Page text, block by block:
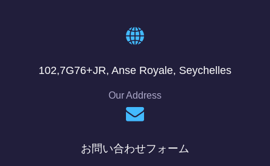
102,7G76+JR, Anse Royale, Seychelles
Our Address
お問い合わせフォーム